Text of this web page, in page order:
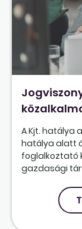
A Kjt. hatálya
hatálya alatt
foglalkoztató
gazdasági